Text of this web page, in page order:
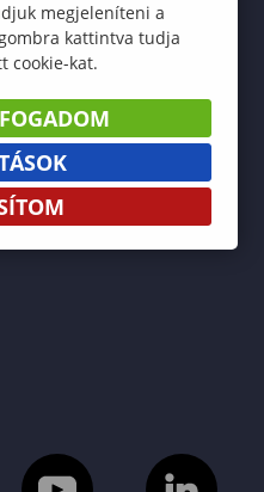
megjeleníteni a
kattintva tudja
cookie-kat.